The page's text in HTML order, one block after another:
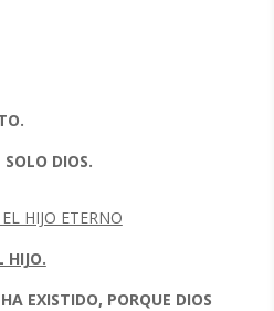
DIOS.
HIJO ETERNO
HIJO.
EXISTIDO, PORQUE DIOS